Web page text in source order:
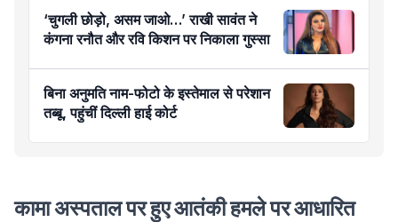
‘चुगली छोड़ो, असम जाओ…’ राखी सावंत ने
कंगना रनौत और रवि किशन पर निकाला गुस्सा
बिना अनुमति नाम-फोटो के इस्तेमाल से परेशान
तब्बू, पहुंचीं दिल्ली हाई कोर्ट
कामा अस्पताल पर हुए आतंकी हमले पर आधारित